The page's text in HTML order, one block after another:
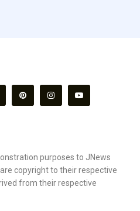
purposes to JNews
copyright to their respective
from their respective